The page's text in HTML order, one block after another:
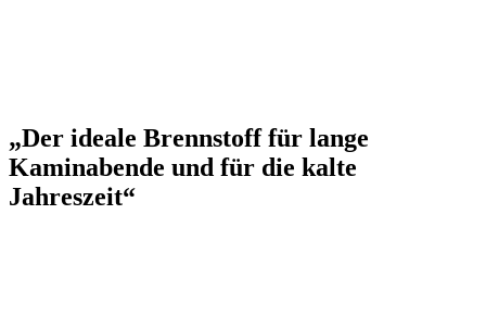
„Der ideale Brennstoff für lange
Kaminabende und für die kalte
Jahreszeit“